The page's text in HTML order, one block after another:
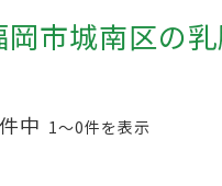
岡市城南区の
件中 1〜0件を表示